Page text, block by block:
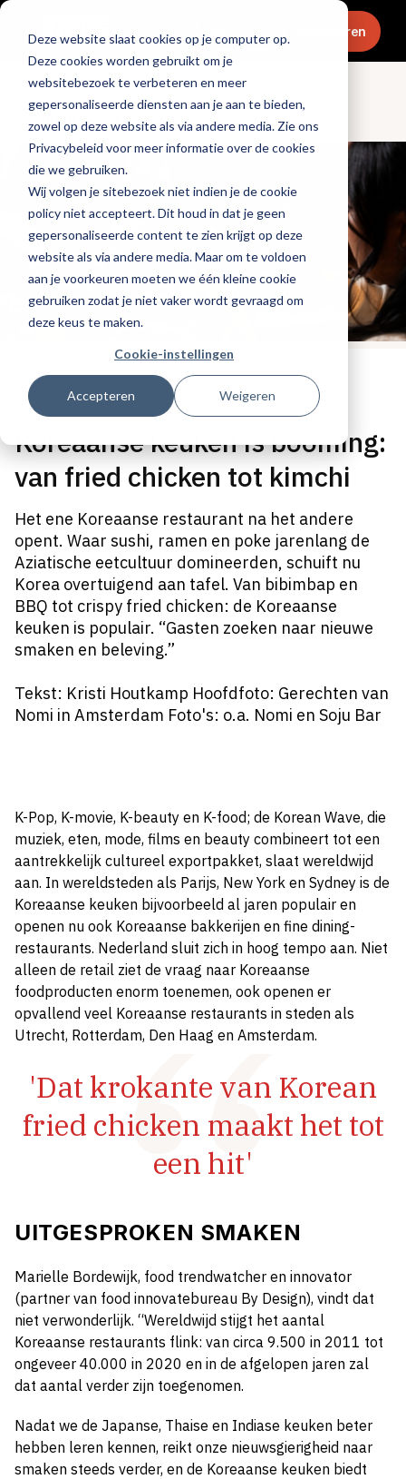
Deze website slaat cookies op je computer op.
Deze cookies worden gebruikt om je
websitebezoek te verbeteren en meer
gepersonaliseerde diensten aan je aan te bieden,
zowel op deze website als via andere media. Zie ons
Privacybeleid voor meer informatie over de cookies
die we gebruiken.
Wij volgen je sitebezoek niet indien je de cookie
policy niet accepteert. Dit houd in dat je geen
gepersonaliseerde content te zien krijgt op deze
website als via andere media. Maar om te voldoen
aan je voorkeuren moeten we één kleine cookie
gebruiken zodat je niet vaker wordt gevraagd om
deze keus te maken.
Cookie-instellingen
Accepteren Weigeren
Menu Abonneren
Culinair & chefs
Tags:horecatrend
Gepubliceerd op: 16 december 2025
Koreaanse keuken is booming:
van fried chicken tot kimchi
Het ene Koreaanse restaurant na het andere
opent. Waar sushi, ramen en poke jarenlang de
Aziatische eetcultuur domineerden, schuift nu
Korea overtuigend aan tafel. Van bibimbap en
BBQ tot crispy fried chicken: de Koreaanse
keuken is populair. “Gasten zoeken naar nieuwe
smaken en beleving.”
Tekst: Kristi Houtkamp Hoofdfoto: Gerechten van
Nomi in Amsterdam Foto's: o.a. Nomi en Soju Bar
K-Pop, K-movie, K-beauty en K-food; de Korean Wave, die
muziek, eten, mode, films en beauty combineert tot een
aantrekkelijk cultureel exportpakket, slaat wereldwijd
aan. In wereldsteden als Parijs, New York en Sydney is de
Koreaanse keuken bijvoorbeeld al jaren populair en
openen nu ook Koreaanse bakkerijen en fine dining-
restaurants. Nederland sluit zich in hoog tempo aan. Niet
alleen de retail ziet de vraag naar Koreaanse
foodproducten enorm toenemen, ook openen er
opvallend veel Koreaanse restaurants in steden als
Utrecht, Rotterdam, Den Haag en Amsterdam.
'Dat krokante van Korean
fried chicken maakt het tot
een hit'
UITGESPROKEN SMAKEN
Marielle Bordewijk, food trendwatcher en innovator
(partner van food innovatebureau By Design), vindt dat
niet verwonderlijk. “Wereldwijd stijgt het aantal
Koreaanse restaurants flink: van circa 9.500 in 2011 tot
ongeveer 40.000 in 2020 en in de afgelopen jaren zal
dat aantal verder zijn toegenomen.
Nadat we de Japanse, Thaise en Indiase keuken beter
hebben leren kennen, reikt onze nieuwsgierigheid naar
smaken steeds verder, en de Koreaanse keuken biedt